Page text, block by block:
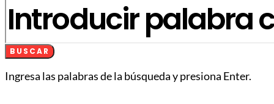
BUSCAR
Ingresa las palabras de la búsqueda y presiona Enter.